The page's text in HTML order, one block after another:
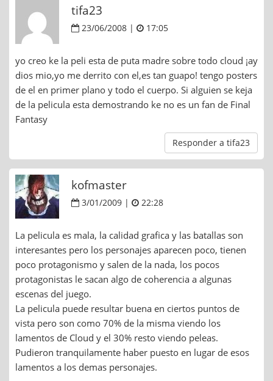
tifa23
23/06/2008 | 17:05
yo creo ke la peli esta de puta madre sobre todo cloud ¡ay
dios mio,yo me derrito con el,es tan guapo! tengo posters
de el en primer plano y todo el cuerpo. Si alguien se keja
de la pelicula esta demostrando ke no es un fan de Final
Fantasy
Responder a tifa23
kofmaster
3/01/2009 | 22:28
La pelicula es mala, la calidad grafica y las batallas son
interesantes pero los personajes aparecen poco, tienen
poco protagonismo y salen de la nada, los pocos
protagonistas le sacan algo de coherencia a algunas
escenas del juego.
La pelicula puede resultar buena en ciertos puntos de
vista pero son como 70% de la misma viendo los
lamentos de Cloud y el 30% resto viendo peleas.
Pudieron tranquilamente haber puesto en lugar de esos
lamentos a los demas personajes.